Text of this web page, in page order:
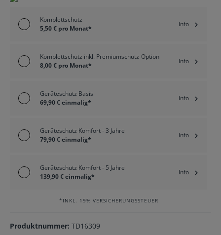
Komplettschutz
5,50 € pro Monat*
Info
Komplettschutz inkl. Premiumschutz-Option
8,00 € pro Monat*
Info
Geräteschutz Basis
69,90 € einmalig*
Info
Geräteschutz Komfort - 3 Jahre
79,90 € einmalig*
Info
Geräteschutz Komfort - 5 Jahre
139,90 € einmalig*
Info
*INKL. 19% VERSICHERUNGSSTEUER
Produktnummer: TD16309